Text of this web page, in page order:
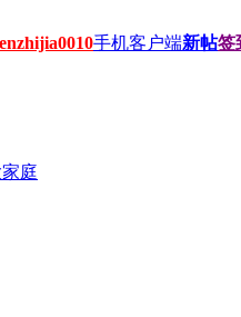
手机客户端新帖签
庭